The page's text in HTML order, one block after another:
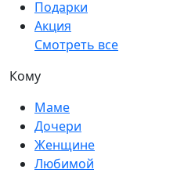
Подарки
Акция
Смотреть все
Кому
Маме
Дочери
Женщине
Любимой